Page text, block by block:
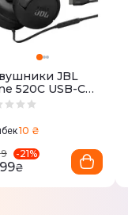
JBL
520C USB-C
10 ₴
-21%
₴